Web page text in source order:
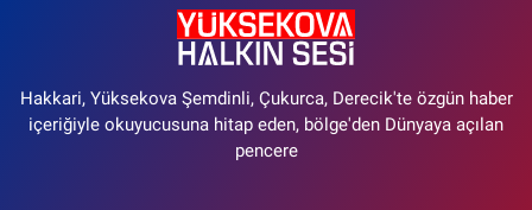
Hakkari, Yüksekova Şemdinli, Çukurca, Derecik'te özgün haber
içeriğiyle okuyucusuna hitap eden, bölge'den Dünyaya açılan
pencere